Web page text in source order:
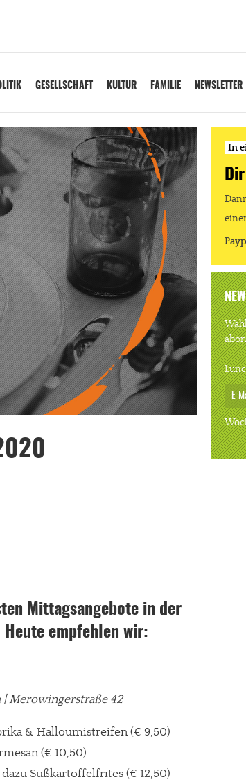
GESELLSCHAFT KULTUR FAMILIE NEWSLETTER
Mittagsangebote in der
empfehlen wir:
Merowingerstraße 42
& Halloumistreifen (€ 9,50)
(€ 10,50)
dazu Süßkartoffelfrites (€ 12,50)
In